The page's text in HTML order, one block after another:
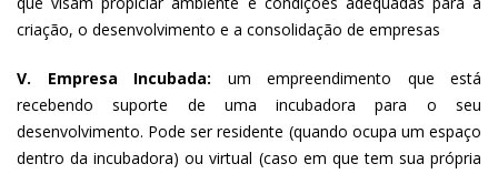
criação, o desenvolvimento e a consolidação de empresas
V. Empresa Incubada: um empreendimento que está
recebendo suporte de uma incubadora para o seu
desenvolvimento. Pode ser residente (quando ocupa um espaço
dentro da incubadora) ou virtual (caso em que tem sua própria